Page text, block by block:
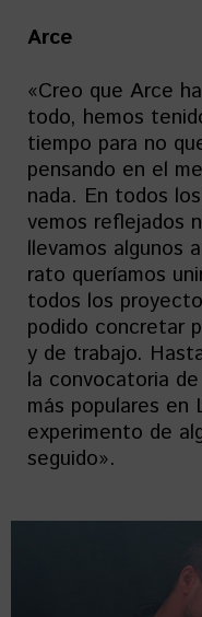
Arce
«Creo que Arce
todo, hemos
tiempo para no
pensando en el
nada. En todos
vemos reflejados
llevamos algunos
rato queríamos
todos los
podido concretar
y de trabajo.
la convocatoria
más populares en
experimento de
seguido».